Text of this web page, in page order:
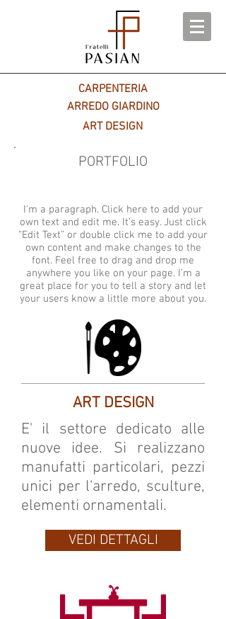
CARPENTERIA
ARREDO GIARDINO
ART DESIGN
PORTFOLIO
I'm a paragraph. Click here to add your
own text and edit me. It’s easy. Just click
“Edit Text” or double click me to add your
own content and make changes to the
font. Feel free to drag and drop me
anywhere you like on your page. I’m a
great place for you to tell a story and let
your users know a little more about you.
ART DESIGN
E' il settore dedicato alle
nuove idee. Si realizzano
manufatti particolari, pezzi
unici per l'arredo, sculture,
elementi ornamentali.
VEDI DETTAGLI